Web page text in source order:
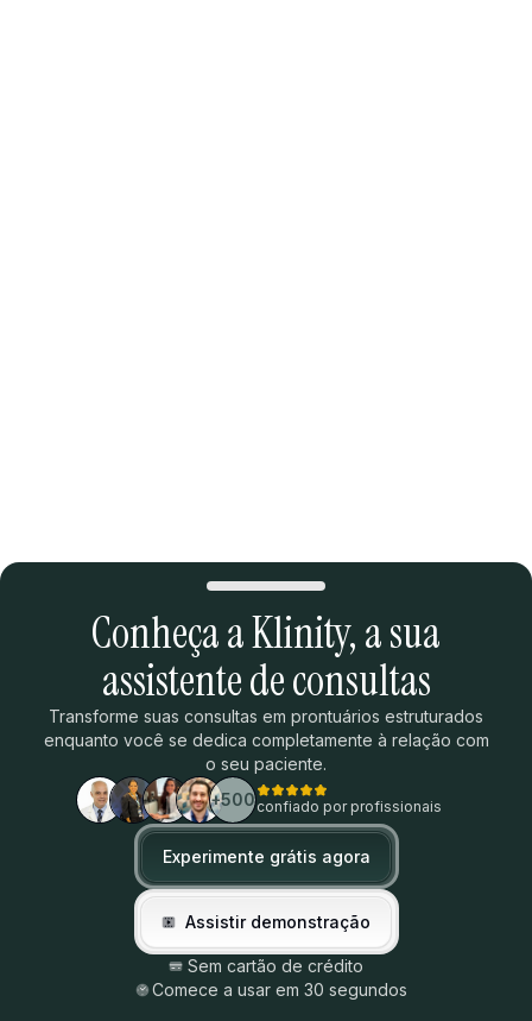
Conheça a Klinity,a sua
assistente de consultas
Transforme suas consultas em prontuários estruturados
enquanto você se dedica completamente à relação com
o seu paciente.
+500confiado por profissionais
Experimente grátis agora
Assistir demonstração
Sem cartão de crédito
Comece a usar em 30 segundos